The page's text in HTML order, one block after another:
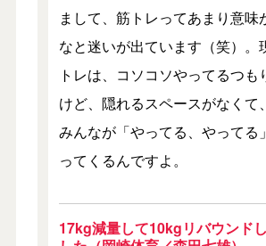
まして、筋トレってあまり意味
なと迷いが出ています（笑）。
トレは、コソコソやってるつも
けど、隠れるスペースがなくて
みんなが「やってる、やってる
ってくるんですよ。
17kg減量して10kgリバウンド